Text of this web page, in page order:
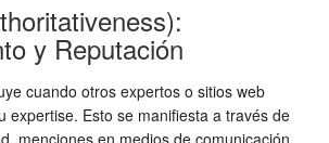
y Reputación
cuando otros expertos o sitios web
expertise. Esto se manifiesta a través de